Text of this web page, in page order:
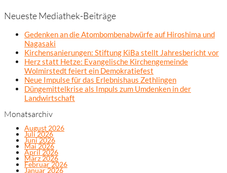
Neueste Mediathek-Beiträge
Gedenken an die Atombombenabwürfe auf Hiroshima und
Nagasaki
Kirchensanierungen: Stiftung KiBa stellt Jahresbericht vor
Herz statt Hetze: Evangelische Kirchengemeinde
Wolmirstedt feiert ein Demokratiefest
Neue Impulse für das Erlebnishaus Zethlingen
Düngemittelkrise als Impuls zum Umdenken in der
Landwirtschaft
Monatsarchiv
August 2026
Juli 2026
Juni 2026
Mai 2026
April 2026
März 2026
Februar 2026
Januar 2026